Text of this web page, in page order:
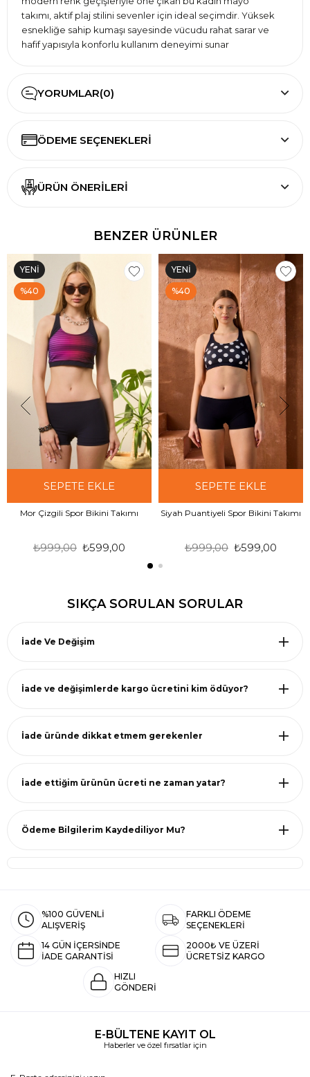
takımı, aktif plaj stilini sevenler için ideal seçimdir. Yüksek
esnekliğe sahip kumaşı sayesinde vücudu rahat sarar ve
hafif yapısıyla konforlu kullanım deneyimi sunar
YORUMLAR(0)
ÖDEME SEÇENEKLERI
ÜRÜN ÖNERILERI
BENZER ÜRÜNLER
SEPETE EKLE
Mor Çizgili Spor Bikini Takımı
₺599,00
₺999,00
YENI
ÜRÜN
%40
SEPETE EKLE
Siyah Puantiyeli Spor Bikini Takımı
₺599,00
₺999,00
YENI
ÜRÜN
%40
SIKÇA SORULAN SORULAR
İade Ve Değişim
İade ve değişimlerde kargo ücretini kim ödüyor?
İade üründe dikkat etmem gerekenler
İade ettiğim ürünün ücreti ne zaman yatar?
Ödeme Bilgilerim Kaydediliyor Mu?
%100 GÜVENLİ
ALIŞVERİŞ
FARKLI ÖDEME
SEÇENEKLERİ
14 GÜN İÇERSİNDE
İADE GARANTİSİ
2000₺ VE ÜZERİ
ÜCRETSİZ KARGO
HIZLI
GÖNDERİ
E-BÜLTENE KAYIT OL
Haberler ve özel fırsatlar için